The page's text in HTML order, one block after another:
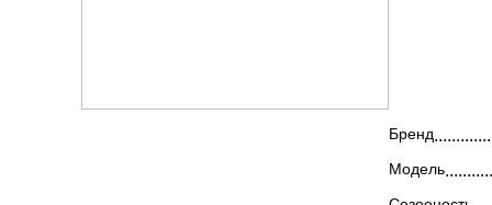
Бренд
Модель